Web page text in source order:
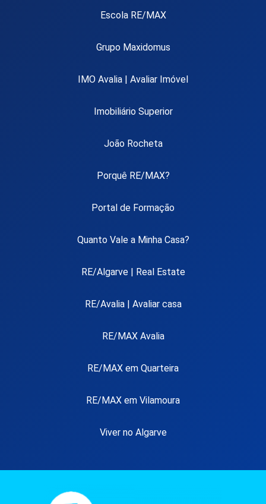
Escola RE/MAX
Grupo Maxidomus
IMO Avalia | Avaliar Imóvel
Imobiliário Superior
João Rocheta
Porquê RE/MAX?
Portal de Formação
Quanto Vale a Minha Casa?
RE/Algarve | Real Estate
RE/Avalia | Avaliar casa
RE/MAX Avalia
RE/MAX em Quarteira
RE/MAX em Vilamoura
Viver no Algarve